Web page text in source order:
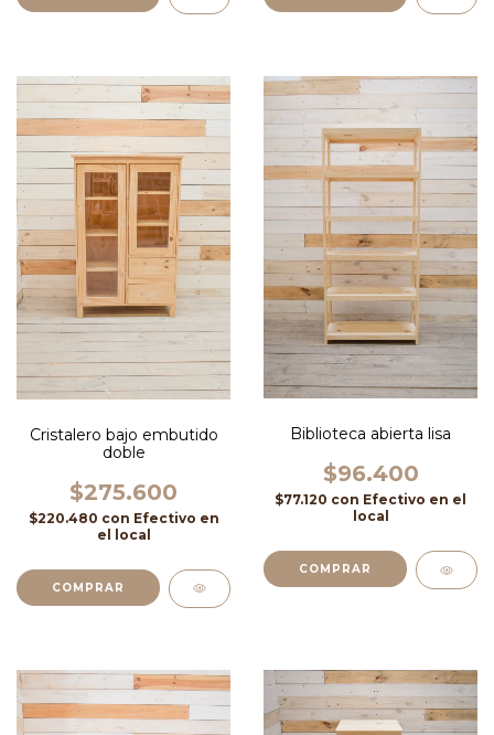
Cristalero bajo embutido
doble
$275.600
$220.480 con Efectivo en
el local
COMPRAR
Biblioteca abierta lisa
$96.400
$77.120 con Efectivo en el
local
COMPRAR